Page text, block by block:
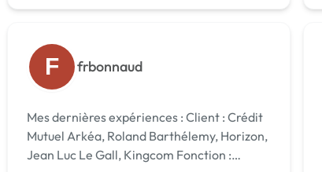
F frbonnaud
Mes dernières expériences : Client : Crédit
Mutuel Arkéa, Roland Barthélemy, Horizon,
Jean Luc Le Gall, Kingcom Fonction :